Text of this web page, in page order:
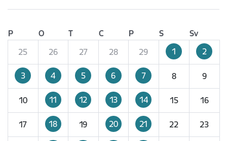
P O T C P S
Sv
25
26 27 28 29 1 2
3 4 5 6 7 8 9
10 11 12 13 14 15 16
17 18 19 20 21 22 23